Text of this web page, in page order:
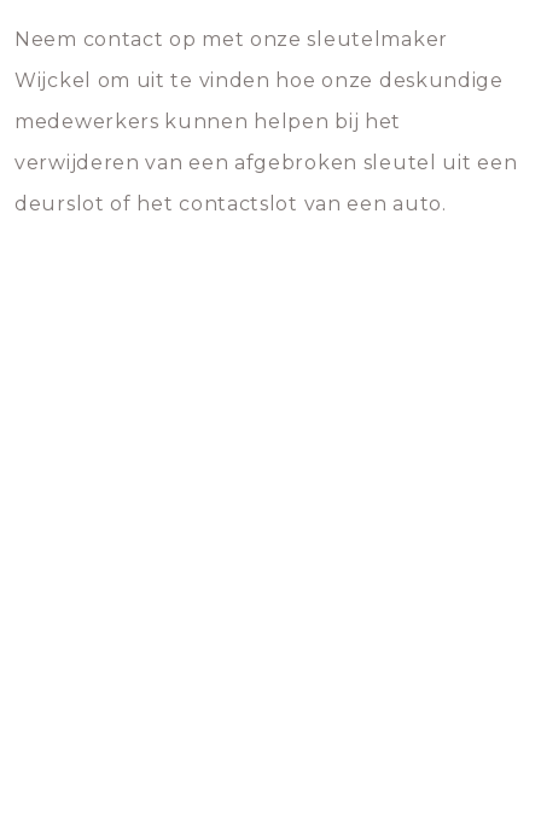
Neem contact op met onze sleutelmaker
Wijckel om uit te vinden hoe onze deskundige
medewerkers kunnen helpen bij het
verwijderen van een afgebroken sleutel uit een
deurslot of het contactslot van een auto.